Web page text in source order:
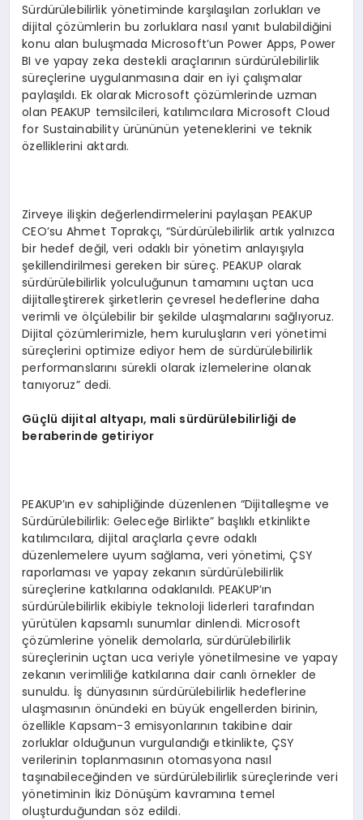
Sürdürülebilirlik yönetiminde karşılaşılan zorlukları ve
dijital çözümlerin bu zorluklara nasıl yanıt bulabildiğini
konu alan buluşmada Microsoft’un Power Apps, Power
BI ve yapay zeka destekli araçlarının sürdürülebilirlik
süreçlerine uygulanmasına dair en iyi çalışmalar
paylaşıldı. Ek olarak Microsoft çözümlerinde uzman
olan PEAKUP temsilcileri, katılımcılara Microsoft Cloud
for Sustainability ürününün yeteneklerini ve teknik
özelliklerini aktardı.
Zirveye ilişkin değerlendirmelerini paylaşan PEAKUP
CEO’su Ahmet Toprakçı, “Sürdürülebilirlik artık yalnızca
bir hedef değil, veri odaklı bir yönetim anlayışıyla
şekillendirilmesi gereken bir süreç. PEAKUP olarak
sürdürülebilirlik yolculuğunun tamamını uçtan uca
dijitalleştirerek şirketlerin çevresel hedeflerine daha
verimli ve ölçülebilir bir şekilde ulaşmalarını sağlıyoruz.
Dijital çözümlerimizle, hem kuruluşların veri yönetimi
süreçlerini optimize ediyor hem de sürdürülebilirlik
performanslarını sürekli olarak izlemelerine olanak
tanıyoruz” dedi.
Güçlü dijital altyapı, mali sürdürülebilirliği de
beraberinde getiriyor
PEAKUP’ın ev sahipliğinde düzenlenen “Dijitalleşme ve
Sürdürülebilirlik: Geleceğe Birlikte” başlıklı etkinlikte
katılımcılara, dijital araçlarla çevre odaklı
düzenlemelere uyum sağlama, veri yönetimi, ÇSY
raporlaması ve yapay zekanın sürdürülebilirlik
süreçlerine katkılarına odaklanıldı. PEAKUP’ın
sürdürülebilirlik ekibiyle teknoloji liderleri tarafından
yürütülen kapsamlı sunumlar dinlendi. Microsoft
çözümlerine yönelik demolarla, sürdürülebilirlik
süreçlerinin uçtan uca veriyle yönetilmesine ve yapay
zekanın verimliliğe katkılarına dair canlı örnekler de
sunuldu. İş dünyasının sürdürülebilirlik hedeflerine
ulaşmasının önündeki en büyük engellerden birinin,
özellikle Kapsam-3 emisyonlarının takibine dair
zorluklar olduğunun vurgulandığı etkinlikte, ÇSY
verilerinin toplanmasının otomasyona nasıl
taşınabileceğinden ve sürdürülebilirlik süreçlerinde veri
yönetiminin İkiz Dönüşüm kavramına temel
oluşturduğundan söz edildi.